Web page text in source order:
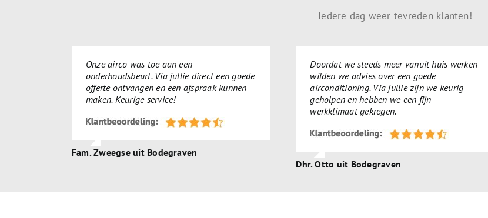
Iedere dag weer tevreden klanten!
Onze airco was toe aan een
onderhoudsbeurt. Via jullie direct een goede
offerte ontvangen en een afspraak kunnen
maken. Keurige service!
Fam. Zweegse uit Bodegraven
Doordat we steeds meer vanuit huis werken
wilden we advies over een goede
airconditioning. Via jullie zijn we keurig
geholpen en hebben we een fijn
werkklimaat gekregen.
Dhr. Otto uit Bodegraven